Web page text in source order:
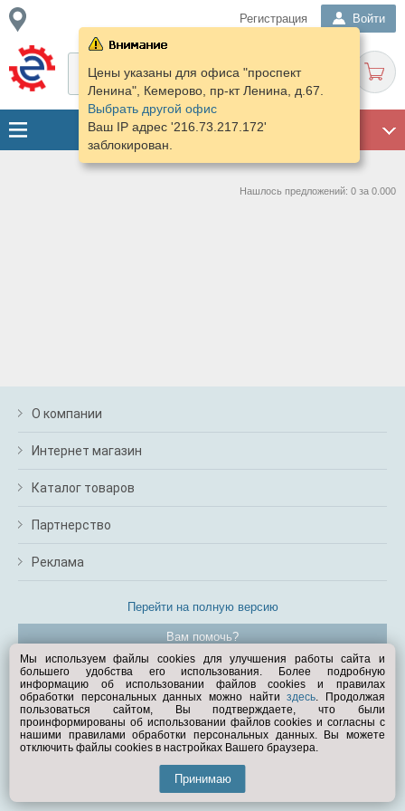
Регистрация Войти
Цены указаны для офиса "проспект
Ленина", Кемерово, пр-кт Ленина, д.67.
Выбрать другой офис
Ваш IP адрес '216.73.217.172'
заблокирован.
Нашлось предложений: 0 за 0.000
О компании
Интернет магазин
Каталог товаров
Партнерство
Реклама
Перейти на полную версию
Вам помочь?
© Exist.ru 1998—2026
Мы используем файлы cookies для улучшения работы сайта и
большего удобства его использования. Более подробную
информацию об использовании файлов cookies и правилах
обработки персональных данных можно найтиздесь. Продолжая
пользоваться сайтом, Вы подтверждаете, что были
проинформированы об использовании файлов cookies и согласны с
нашими правилами обработки персональных данных. Вы можете
отключить файлы cookies в настройках Вашего браузера.
Принимаю